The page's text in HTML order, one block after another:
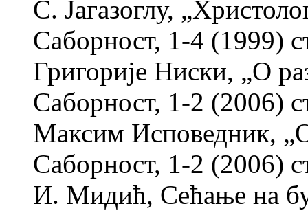
С. Јагазоглу,
Саборност, 1-4 (1999)
Григорије Ниски, „О
Саборност, 1-2 (2006)
Максим Исповедник,
Саборност, 1-2 (2006)
И. Мидић, Сећање на